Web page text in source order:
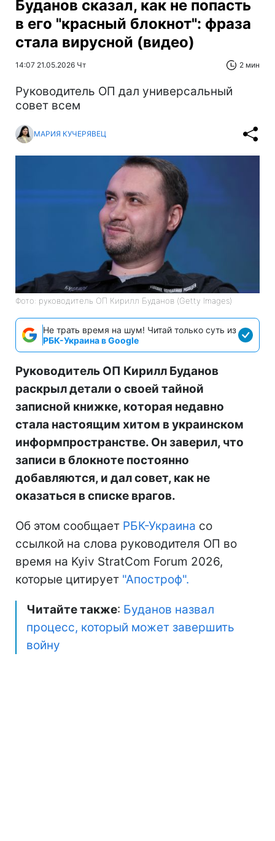
Буданов сказал, как не попасть
в его "красный блокнот": фраза
стала вирусной (видео)
14:07 21.05.2026 Чт 2 мин
Руководитель ОП дал универсальный
совет всем
МАРИЯ КУЧЕРЯВЕЦ
Фото: руководитель ОП Кирилл Буданов (Getty Images)
Не трать время на шум! Читай только суть из
РБК-Украина в Google
Руководитель ОП Кирилл Буданов
раскрыл детали о своей тайной
записной книжке, которая недавно
стала настоящим хитом в украинском
информпространстве. Он заверил, что
записи в блокноте постоянно
добавляются, и дал совет, как не
оказаться в списке врагов.
Об этом сообщает РБК-Украина со
ссылкой на слова руководителя ОП во
время на Kyiv StratCom Forum 2026,
которые цитирует "Апостроф".
Читайте также: Буданов назвал
процесс, который может завершить
войну